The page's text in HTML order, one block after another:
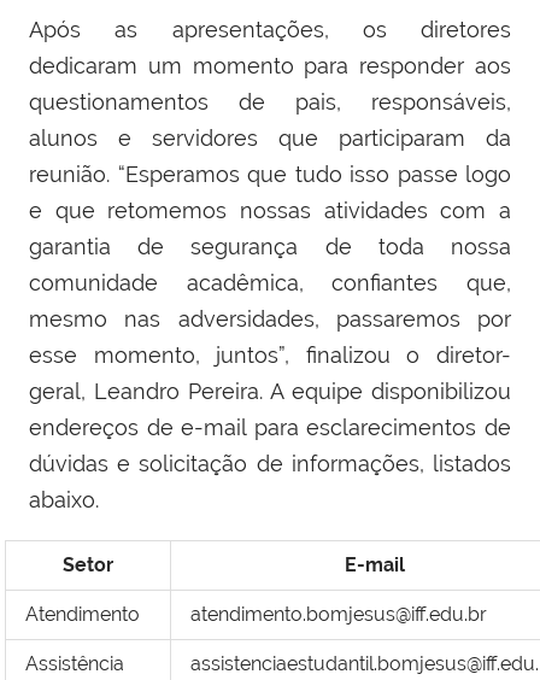
Após as apresentações, os diretores
dedicaram um momento para responder aos
questionamentos de pais, responsáveis,
alunos e servidores que participaram da
reunião. “Esperamos que tudo isso passe logo
e que retomemos nossas atividades com a
garantia de segurança de toda nossa
comunidade acadêmica, confiantes que,
mesmo nas adversidades, passaremos por
esse momento, juntos”, finalizou o diretor-
geral, Leandro Pereira. A equipe disponibilizou
endereços de e-mail para esclarecimentos de
dúvidas e solicitação de informações, listados
abaixo.
Setor E-mail
Atendimento atendimento.bomjesus@iff.edu.br
Assistência